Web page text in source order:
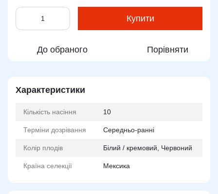
Купити
До обраного Порівняти
Характеристики
Кількість насіння 10
Терміни дозрівання Середньо-ранні
Колір плодів Білий / кремовий, Червоний
Країна селекції Мексика